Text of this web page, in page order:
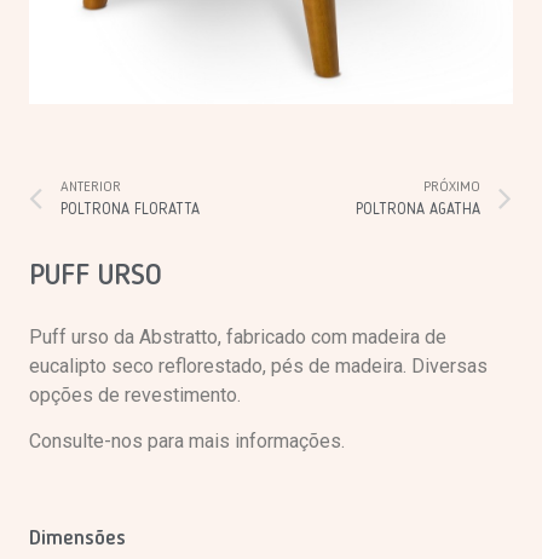
ANTERIOR
POLTRONA FLORATTA
PRÓXIMO
POLTRONA AGATHA
PUFF URSO
Puff urso da Abstratto, fabricado com madeira de
eucalipto seco reflorestado, pés de madeira. Diversas
opções de revestimento.
Consulte-nos para mais informações.
Dimensões